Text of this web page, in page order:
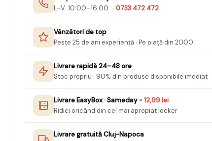
Sticle, caserole, pusculite,
suporturi copii
Etichete scolare
Stickere scolare
Seturi scolare
Plastilina, Planseta plastilina
Socotitoare, Betisoare
Carti de Colorat pentru copii
L–V: 10:00–16:00 · 0733 472 472
Vânzători de top
Peste 25 de ani experiență · Pe piață din 2000
Livrare rapidă 24–48 ore
Stoc propriu · 90% din produse disponibile imediat
Livrare EasyBox · Sameday -12,99 lei
Ridici oricând din cel mai apropiat locker
Livrare gratuită Cluj-Napoca